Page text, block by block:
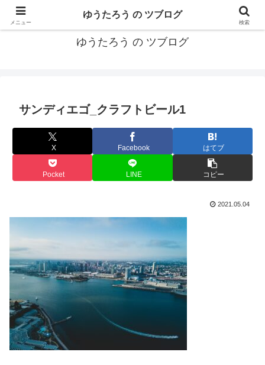
カリフォルニアMBA卒40代がMBA・キャリアとEコマースについて発信
ゆうたろう の ツブログ
サンディエゴ_クラフトビール1
X Facebook はてブ
Pocket LINE コピー
2021.05.04
メニュー
ゆうたろう の ツブログ
検索